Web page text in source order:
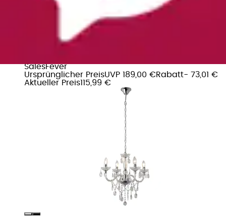
SalesFever
Ursprünglicher PreisUVP 189,00 €Rabatt- 73,01 €
Aktueller Preis115,99 €